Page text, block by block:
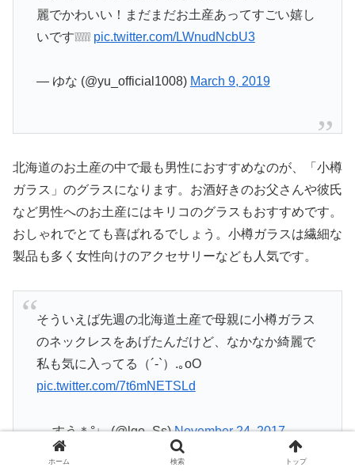
麗でかわいい！まだまだお土産あってすごい嬉し
いです❕❕❕❕❕ pic.twitter.com/LWnudNcbU3
— ゆな (@yu_official1008) March 9, 2019
北海道のお土産の中で最も男性におすすめなのが、「小樽
ガラス」のグラスになります。お酒好きのお父さんや彼氏
など男性へのお土産にはキリコのグラスもおすすめです。
おしゃれでとても喜ばれるでしょう。小樽ガラスは繊細な
製品も多く女性向けのアクセサリーなども人気です。
そういえば先週の北海道土産で母親に小樽ガラス
のネックレスをあげたんだけど、なかなか綺麗で
私も気に入ってる（´-`）.｡oO
pic.twitter.com/7t6mNETSLd
— すう＊°♩ (@lgo_Ss)November 24, 2017
ホーム 検索 トップ